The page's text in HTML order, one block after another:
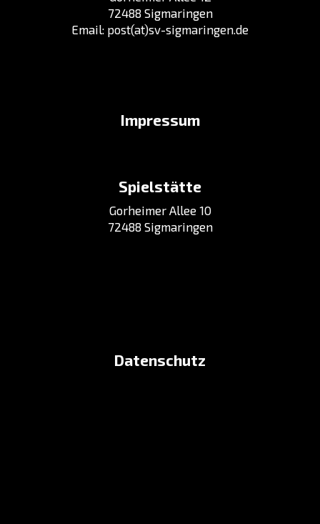
72488 Sigmaringen
Email: post(at)sv-sigmaringen.de
Impressum
Spielstätte
Gorheimer Allee 10
72488 Sigmaringen
Datenschutz